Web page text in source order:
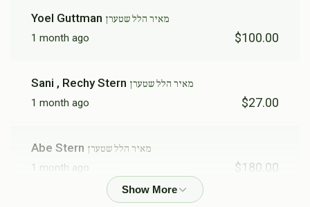
Yoel Guttman מאיר הלל שטערן
1 month ago $100.00
Sani , Rechy Stern מאיר הלל שטערן
1 month ago $27.00
Abe Stern מאיר הלל שטערן
1 month ago $180.00